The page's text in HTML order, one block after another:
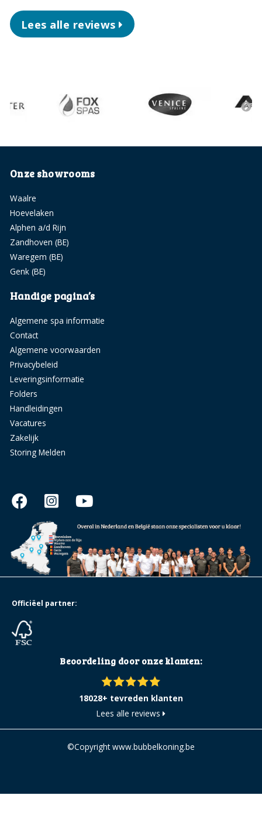
Lees alle reviews
Onze showrooms
Waalre
Hoevelaken
Alphen a/d Rijn
Zandhoven (BE)
Waregem (BE)
Genk (BE)
Handige pagina’s
Algemene spa informatie
Contact
Algemene voorwaarden
Privacybeleid
Leveringsinformatie
Folders
Handleidingen
Vacatures
Zakelijk
Storing Melden
Beoordeling door onze klanten:
18028+ tevreden klanten
Lees alle reviews
Officiëel partner:
©Copyright www.bubbelkoning.be